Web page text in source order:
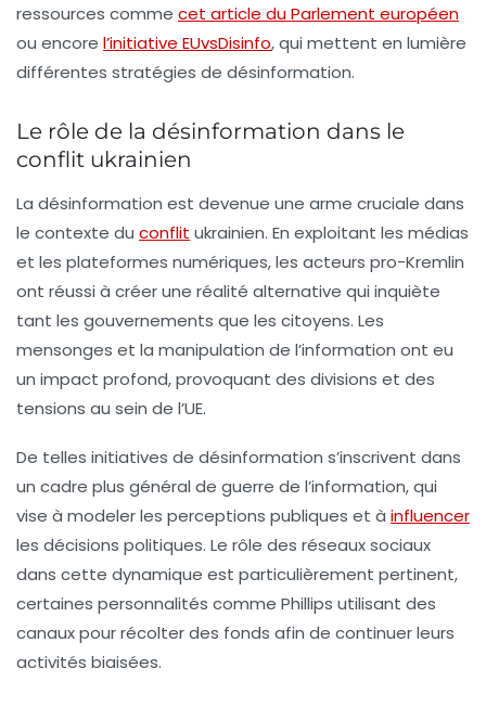
ressources comme cet article du Parlement européen
ou encore l’initiative EUvsDisinfo, qui mettent en lumière
différentes stratégies de désinformation.
Le rôle de la désinformation dans le
conflit ukrainien
La désinformation est devenue une arme cruciale dans
le contexte du conflit ukrainien. En exploitant les médias
et les plateformes numériques, les acteurs pro-Kremlin
ont réussi à créer une réalité alternative qui inquiète
tant les gouvernements que les citoyens. Les
mensonges et la manipulation de l’information ont eu
un impact profond, provoquant des divisions et des
tensions au sein de l’UE.
De telles initiatives de désinformation s’inscrivent dans
un cadre plus général de guerre de l’information, qui
vise à modeler les perceptions publiques et à influencer
les décisions politiques. Le rôle des réseaux sociaux
dans cette dynamique est particulièrement pertinent,
certaines personnalités comme Phillips utilisant des
canaux pour récolter des fonds afin de continuer leurs
activités biaisées.